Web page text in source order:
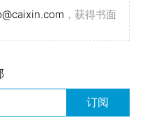
，获得书面
订阅